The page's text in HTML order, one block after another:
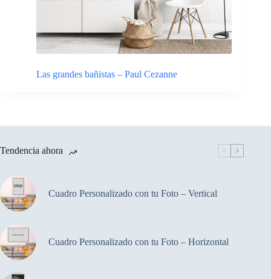
Las grandes bañistas – Paul Cezanne
Tendencia ahora
Cuadro Personalizado con tu Foto – Vertical
Cuadro Personalizado con tu Foto – Horizontal